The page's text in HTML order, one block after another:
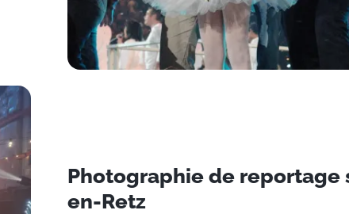
Photographie de reportage
en-Retz